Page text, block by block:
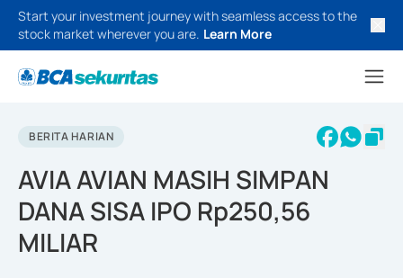
Start your investment journey with seamless access to the
stock market wherever you are. Learn More
BERITA HARIAN
AVIA AVIAN MASIH SIMPAN
DANA SISA IPO Rp250,56
MILIAR